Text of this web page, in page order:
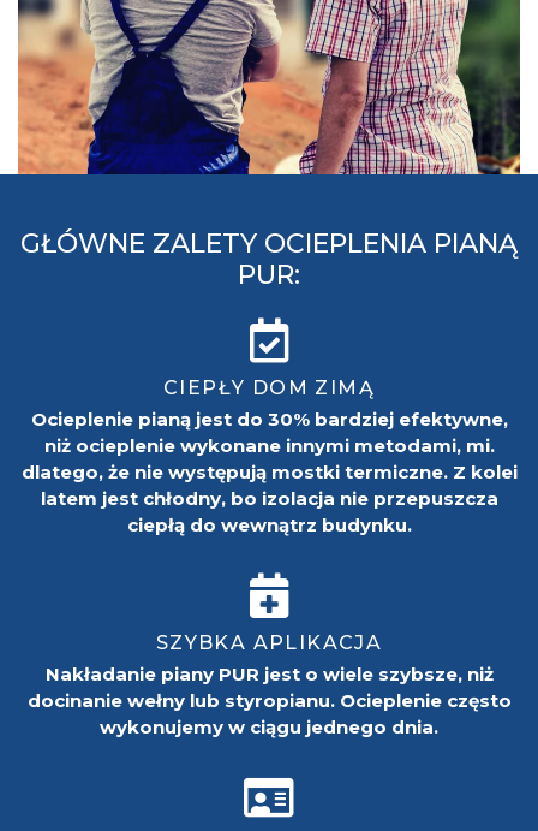
GŁÓWNE ZALETY OCIEPLENIA PIANĄ
PUR:
CIEPŁY DOM ZIMĄ
Ocieplenie pianą jest do 30% bardziej efektywne,
niż ocieplenie wykonane innymi metodami, mi.
dlatego, że nie występują mostki termiczne. Z kolei
latem jest chłodny, bo izolacja nie przepuszcza
ciepłą do wewnątrz budynku.
SZYBKA APLIKACJA
Nakładanie piany PUR jest o wiele szybsze, niż
docinanie wełny lub styropianu. Ocieplenie często
wykonujemy w ciągu jednego dnia.